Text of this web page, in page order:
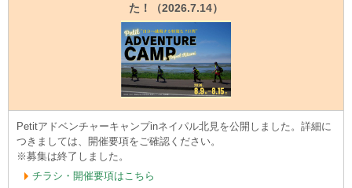
た！（2026.7.14）
Petitアドベンチャーキャンプinネイパル北見を公開しました。詳細に
つきましては、開催要項をご確認ください。
※募集は終了しました。
チラシ・開催要項はこちら